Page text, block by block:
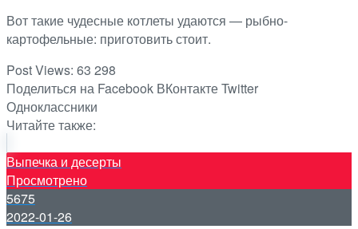
Вот такие чудесные котлеты удаются — рыбно-
картофельные: приготовить стоит.
Post Views: 63 298
Поделиться на Facebook ВКонтактеTwitter
Одноклассники
Читайте также:
Выпечка и десерты
Просмотрено
5675
2022-01-26